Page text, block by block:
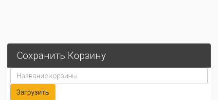
Сохранить Корзину